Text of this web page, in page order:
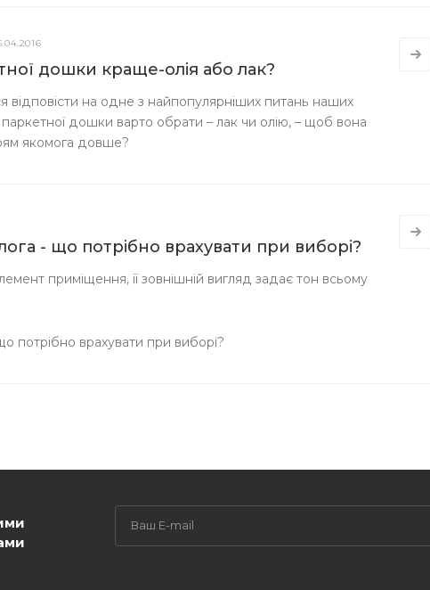
дошки краще-олія або лак?
відповісти на одне з найпопулярніших питань наших
дошки варто обрати – лак чи олію, – щоб вона
якомога довше?
- що потрібно врахувати при виборі?
приміщення, її зовнішній вигляд задає тон всьому
потрібно врахувати при виборі?